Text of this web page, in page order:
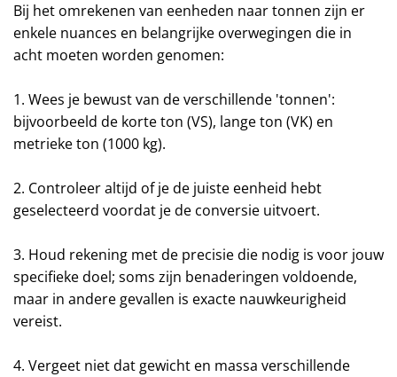
Bij het omrekenen van eenheden naar tonnen zijn er
enkele nuances en belangrijke overwegingen die in
acht moeten worden genomen:
1. Wees je bewust van de verschillende 'tonnen':
bijvoorbeeld de korte ton (VS), lange ton (VK) en
metrieke ton (1000 kg).
2. Controleer altijd of je de juiste eenheid hebt
geselecteerd voordat je de conversie uitvoert.
3. Houd rekening met de precisie die nodig is voor jouw
specifieke doel; soms zijn benaderingen voldoende,
maar in andere gevallen is exacte nauwkeurigheid
vereist.
4. Vergeet niet dat gewicht en massa verschillende